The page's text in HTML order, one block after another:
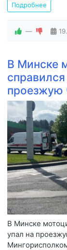
Подробнее
—
В Минске
проезжую
В Минске
упал на